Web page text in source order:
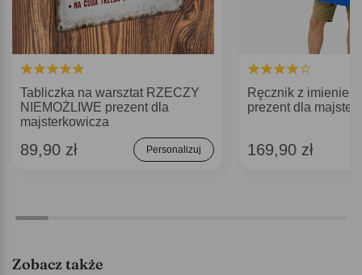
Tabliczka na warsztat RZECZY
NIEMOŻLIWE prezent dla
majsterkowicza
89,90 zł Personalizuj
Ręcznik z
prezent dla
169,90 zł
Zobacz także